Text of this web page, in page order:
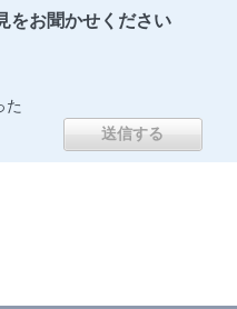
をお聞かせください
た